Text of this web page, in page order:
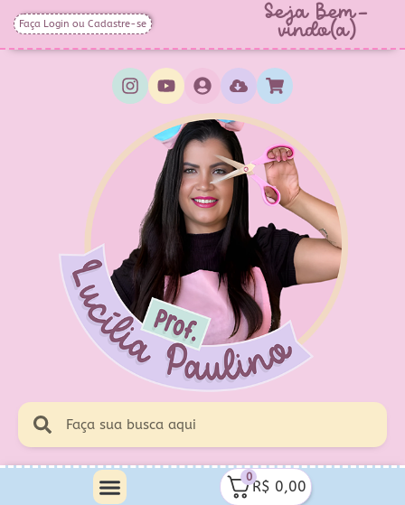
Faça Login ou Cadastre-se Seja Bem-
vindo(a)
0
R$ 0,00